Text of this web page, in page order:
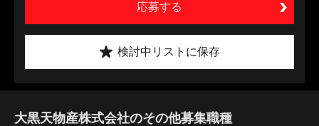
応募する
検討中リストに保存
大黒天物産株式会社のその他募集職種